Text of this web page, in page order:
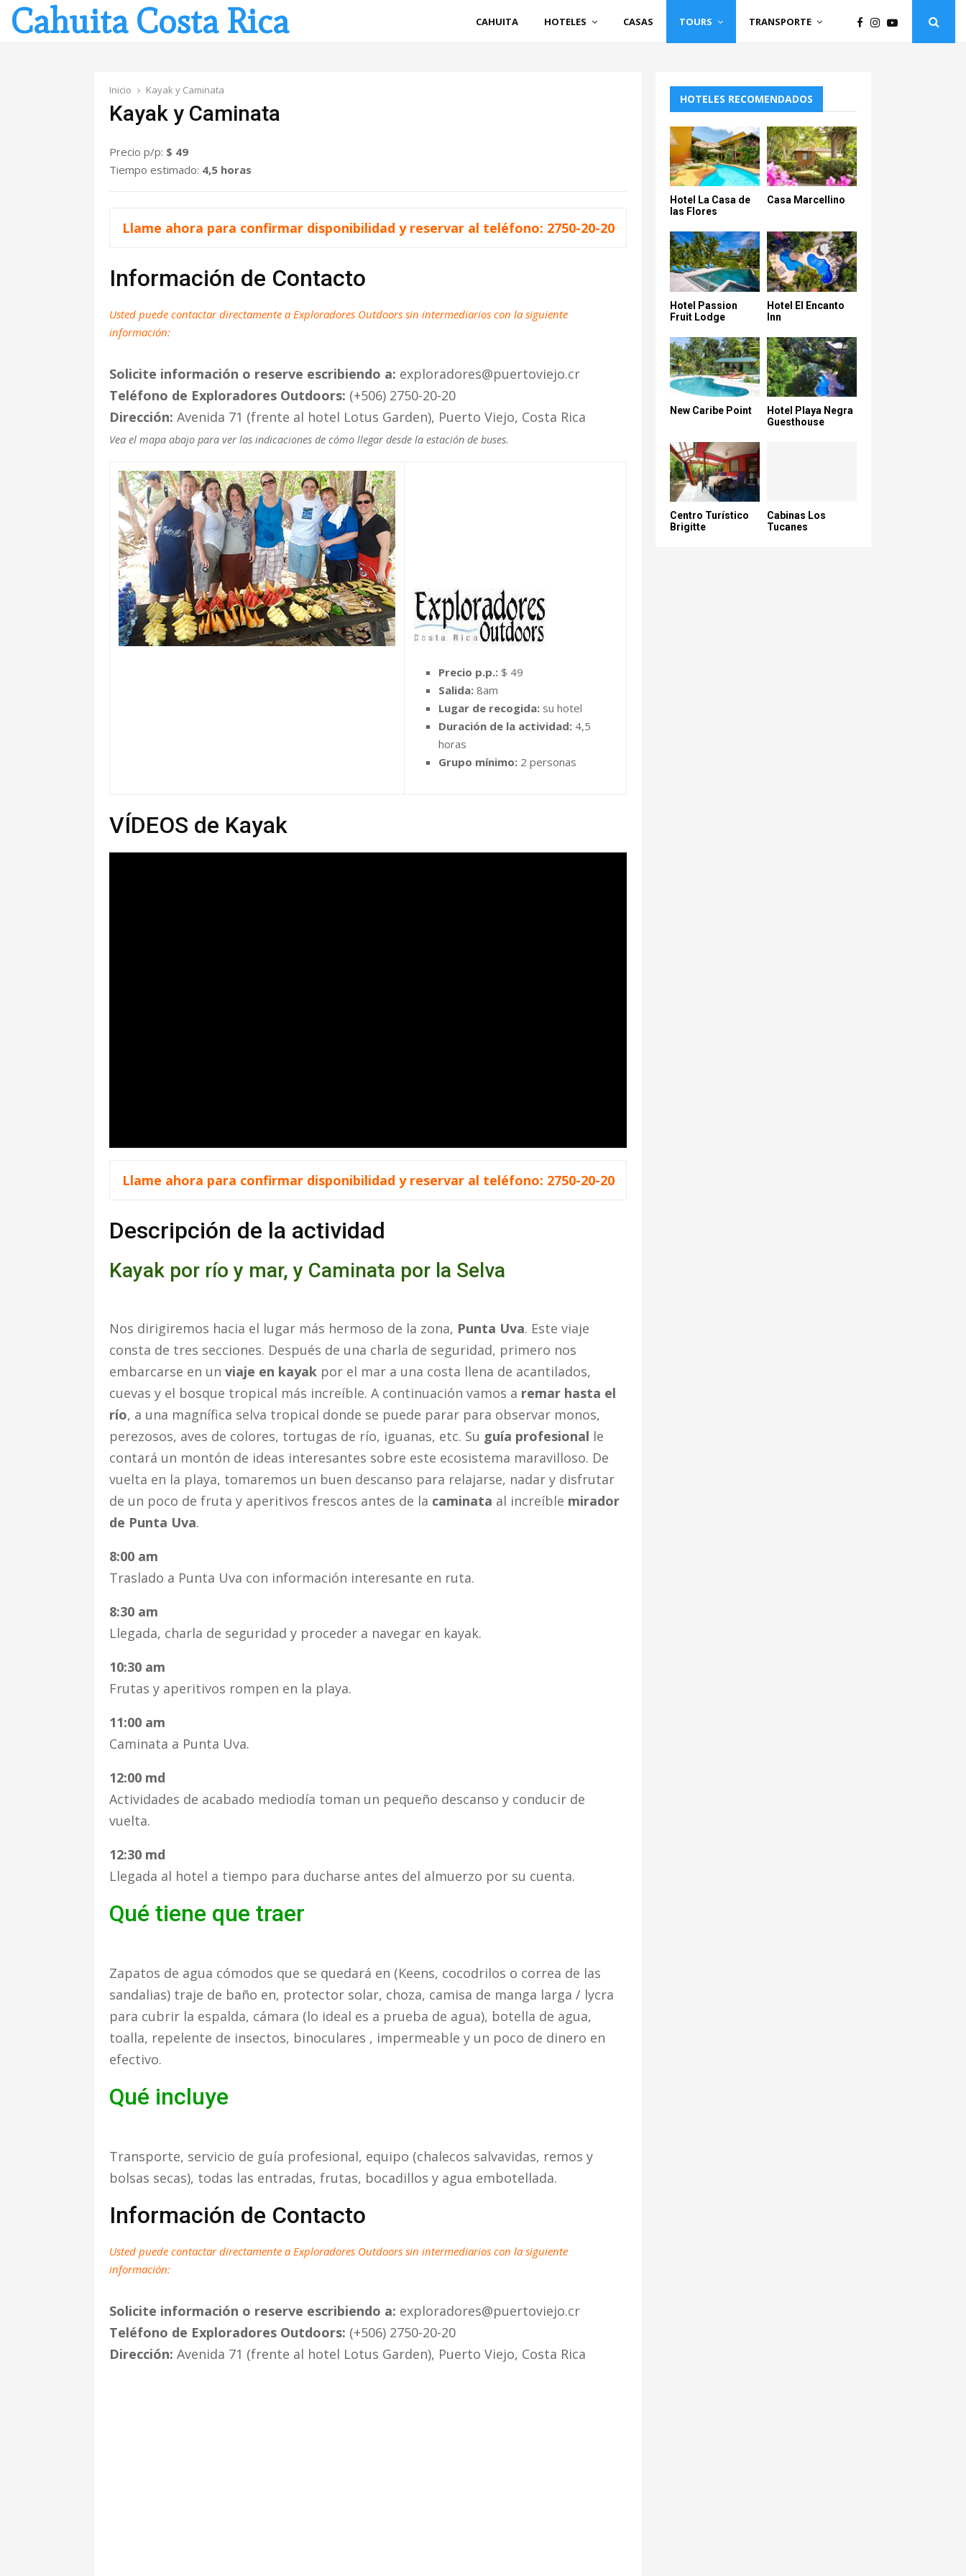
Cahuita Costa Rica CAHUITA HOTELES CASAS TOURS TRANSPORTE
Inicio Kayak y Caminata
Kayak y Caminata
Precio p/p: $ 49
Tiempo estimado: 4,5 horas
Llame ahora para confirmar disponibilidad y reservar al teléfono: 2750-20-20
Información de Contacto
Usted puede contactar directamente a Exploradores Outdoors sin intermediarios con la siguiente
información:
Solicite información o reserve escribiendo a: exploradores@puertoviejo.cr
Teléfono de Exploradores Outdoors: (+506) 2750-20-20
Dirección: Avenida 71 (frente al hotel Lotus Garden), Puerto Viejo, Costa Rica
Vea el mapa abajo para ver las indicaciones de cómo llegar desde la estación de buses.
Precio p.p.: $ 49
Salida: 8am
Lugar de recogida: su hotel
Duración de la actividad: 4,5
horas
Grupo mínimo: 2 personas
VÍDEOS de Kayak
Llame ahora para confirmar disponibilidad y reservar al teléfono: 2750-20-20
Descripción de la actividad
Kayak por río y mar, y Caminata por la Selva
Nos dirigiremos hacia el lugar más hermoso de la zona, Punta Uva. Este viaje
consta de tres secciones. Después de una charla de seguridad, primero nos
embarcarse en un viaje en kayak por el mar a una costa llena de acantilados,
cuevas y el bosque tropical más increíble. A continuación vamos a remar hasta el
río, a una magnífica selva tropical donde se puede parar para observar monos,
perezosos, aves de colores, tortugas de río, iguanas, etc. Su guía profesional le
contará un montón de ideas interesantes sobre este ecosistema maravilloso. De
vuelta en la playa, tomaremos un buen descanso para relajarse, nadar y disfrutar
de un poco de fruta y aperitivos frescos antes de la caminata al increíble mirador
de Punta Uva.
8:00 am
Traslado a Punta Uva con información interesante en ruta.
8:30 am
Llegada, charla de seguridad y proceder a navegar en kayak.
10:30 am
Frutas y aperitivos rompen en la playa.
11:00 am
Caminata a Punta Uva.
12:00 md
Actividades de acabado mediodía toman un pequeño descanso y conducir de
vuelta.
12:30 md
Llegada al hotel a tiempo para ducharse antes del almuerzo por su cuenta.
Qué tiene que traer
Zapatos de agua cómodos que se quedará en (Keens, cocodrilos o correa de las
sandalias) traje de baño en, protector solar, choza, camisa de manga larga / lycra
para cubrir la espalda, cámara (lo ideal es a prueba de agua), botella de agua,
toalla, repelente de insectos, binoculares , impermeable y un poco de dinero en
efectivo.
Qué incluye
Transporte, servicio de guía profesional, equipo (chalecos salvavidas, remos y
bolsas secas), todas las entradas, frutas, bocadillos y agua embotellada.
Información de Contacto
Usted puede contactar directamente a Exploradores Outdoors sin intermediarios con la siguiente
información:
Solicite información o reserve escribiendo a: exploradores@puertoviejo.cr
Teléfono de Exploradores Outdoors: (+506) 2750-20-20
Dirección: Avenida 71 (frente al hotel Lotus Garden), Puerto Viejo, Costa Rica
HOTELES RECOMENDADOS
Hotel La Casa de
las Flores
Casa Marcellino
Hotel Passion
Fruit Lodge
Hotel El Encanto
Inn
New Caribe Point
Hotel Playa Negra
Guesthouse
Centro Turístico
Brigitte
Cabinas Los
Tucanes